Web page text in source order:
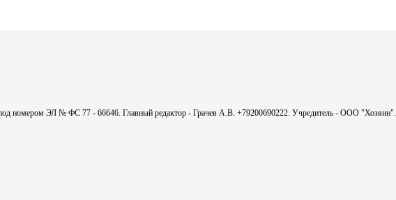
под номером ЭЛ № ФС 77 - 66646. Главный редактор - Грачев А.В. +79200690222. Учредитель - ООО "Хозяин".